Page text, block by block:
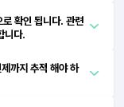
확인 됩니다. 관련
니다.
까지 추적 해야 하